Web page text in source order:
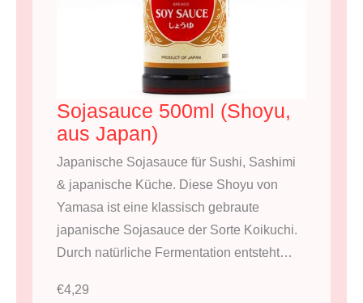
Sojasauce 500ml (Shoyu,
aus Japan)
Japanische Sojasauce für Sushi, Sashimi
& japanische Küche. Diese Shoyu von
Yamasa ist eine klassisch gebraute
japanische Sojasauce der Sorte Koikuchi.
Durch natürliche Fermentation entsteht…
€4,29